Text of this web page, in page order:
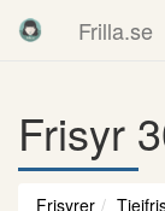
Frilla.se
Frisyr
Frisyrer